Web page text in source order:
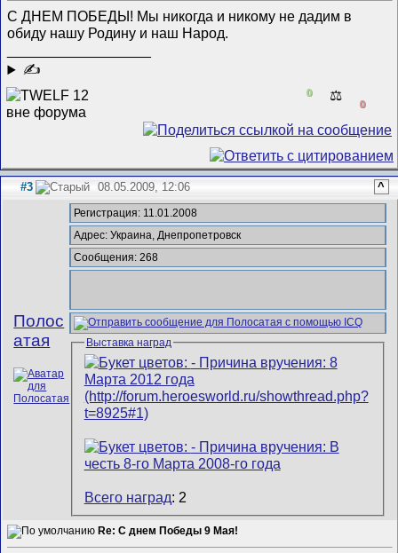
С ДНЕМ ПОБЕДЫ! Мы никогда и никому не дадим в
обиду нашу Родину и наш Народ.
✍
0 ⚖️
0
#3 08.05.2009, 12:06 ^
Полос
атая
Регистрация: 11.01.2008
Адрес: Украина, Днепропетровск
Сообщения: 268
Выставка наград
Всего наград: 2
Re: С днем Победы 9 Мая!